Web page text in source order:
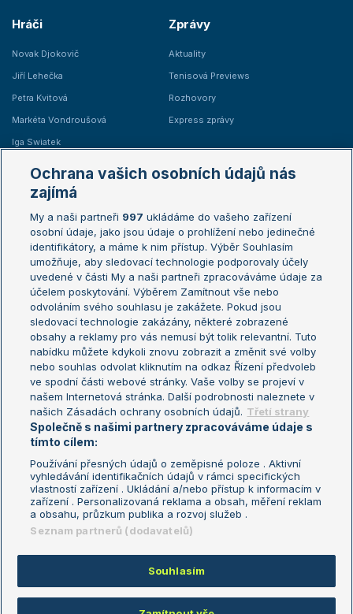
Hráči
Novak Djokovič
Jiří Lehečka
Petra Kvitová
Markéta Vondroušová
Iga Swiatek
Zprávy
Aktuality
Tenisová Previews
Rozhovory
Express zprávy
Žebříčky
Žebříček ATP (muži)
Žebříček WTA (ženy)
Sázkařský žebříček
Australian Open
French Open
Wimbledon
US Open
Turnaj mistrů
Turnaj mistryň
Aktualní trendy
Fotbalové přestupy
Livesport Daily
LS Prague Open
Podmínky užití
Nastavení soukromí
GDPR a žurnalistika
Reklama
Kontakt
Informace o zpracování osobních
údajů
Copyright © 2008-2026 TenisPortal.cz. Využíváme zpravodajství ČTK.
Ochrana vašich osobních údajů nás
zajímá
My a naši partneři 997 ukládáme do vašeho zařízení
osobní údaje, jako jsou údaje o prohlížení nebo jedinečné
identifikátory, a máme k nim přístup. Výběr Souhlasím
umožňuje, aby sledovací technologie podporovaly účely
uvedené v části My a naši partneři zpracováváme údaje za
účelem poskytování. Výběrem Zamítnout vše nebo
odvoláním svého souhlasu je zakážete. Pokud jsou
sledovací technologie zakázány, některé zobrazené
obsahy a reklamy pro vás nemusí být tolik relevantní. Tuto
nabídku můžete kdykoli znovu zobrazit a změnit své volby
nebo souhlas odvolat kliknutím na odkaz Řízení předvoleb
ve spodní části webové stránky. Vaše volby se projeví v
našem Internetová stránka. Další podrobnosti naleznete v
našich Zásadách ochrany osobních údajů. Třetí strany
Společně s našimi partnery zpracováváme údaje s
tímto cílem:
Používání přesných údajů o zeměpisné poloze . Aktivní
vyhledávání identifikačních údajů v rámci specifických
vlastností zařízení . Ukládání a/nebo přístup k informacím v
zařízení . Personalizovaná reklama a obsah, měření reklam
a obsahu, průzkum publika a rozvoj služeb .
Seznam partnerů (dodavatelů)
Souhlasím